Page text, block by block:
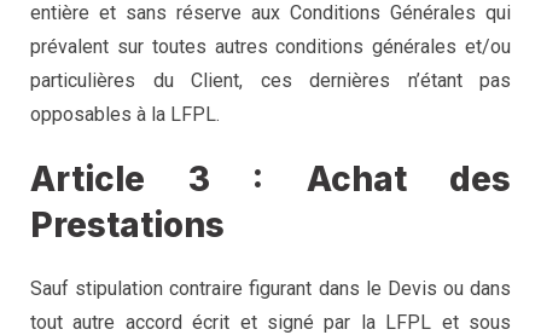
entière et sans réserve aux Conditions Générales qui
prévalent sur toutes autres conditions générales et/ou
particulières du Client, ces dernières n’étant pas
opposables à la LFPL.
Article 3 : Achat des
Prestations
Sauf stipulation contraire figurant dans le Devis ou dans
tout autre accord écrit et signé par la LFPL et sous